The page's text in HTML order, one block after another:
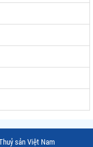
sản Việt Nam